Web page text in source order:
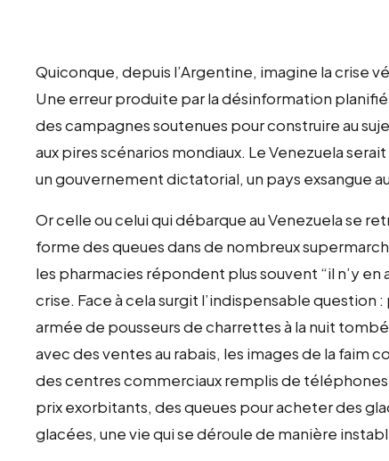
Quiconque, depuis l’Argentine, imagine la crise
Une erreur produite par la désinformation
des campagnes soutenues pour construire au
aux pires scénarios mondiaux. Le Venezuela
un gouvernement dictatorial, un pays exsangue
Or celle ou celui qui débarque au Venezuela se
forme des queues dans de nombreux
les pharmacies répondent plus souvent “il n’y en
crise. Face à cela surgit l’indispensable question
armée de pousseurs de charrettes à la nuit
avec des ventes au rabais, les images de la faim
des centres commerciaux remplis de
prix exorbitants, des queues pour acheter des
glacées, une vie qui se déroule de manière